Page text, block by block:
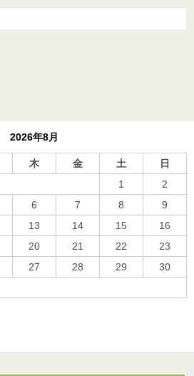
2026年8月
木 金 土
日
1
2
6 7 8
9
13 14 15
16
20 21 22
23
27 28 29
30